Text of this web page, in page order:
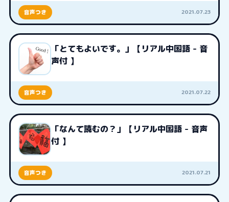
音声つき 2021.07.23
「とてもよいです。」【リアル中国語 - 音
声付 】
音声つき 2021.07.22
「なんて読むの？」【リアル中国語 - 音声
付 】
音声つき 2021.07.21